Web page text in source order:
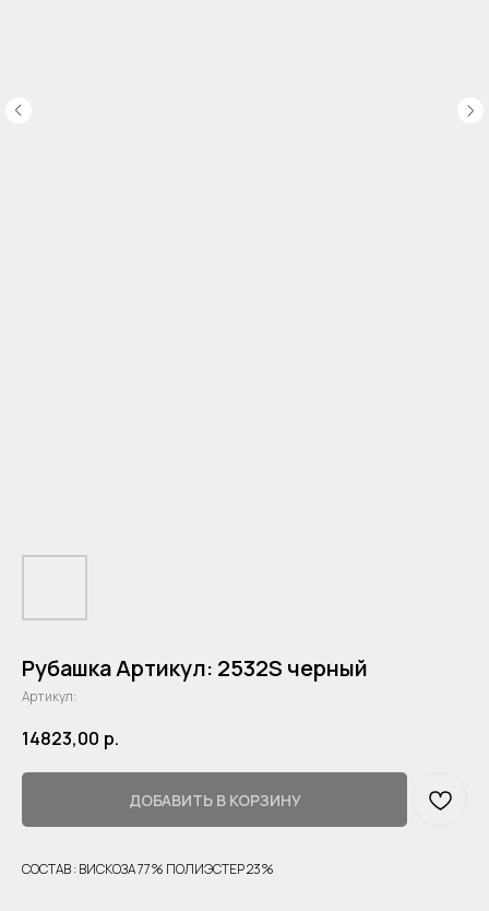
Рубашка Артикул: 2532S черный
Артикул:
14823,00 р.
ДОБАВИТЬ В КОРЗИНУ
СОСТАВ : ВИСКОЗА 77% ПОЛИЭСТЕР 23%